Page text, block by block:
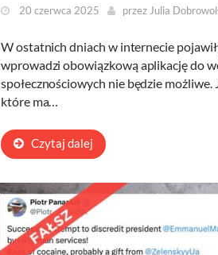
20 czerwca 2025 przez Julia
W ostatnich dniach w internecie
wprowadzi obowiązkową aplikację do
społecznościowych nie będzie
które ma…
Czytaj dalej